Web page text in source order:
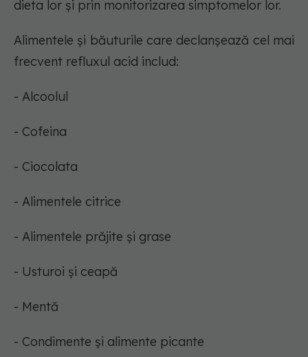
dieta lor și prin monitorizarea simptomelor lor.
Alimentele și băuturile care declanșează cel mai
frecvent refluxul acid includ:
- Alcoolul
- Cofeina
- Ciocolata
- Alimentele citrice
- Alimentele prăjite și grase
- Usturoi și ceapă
- Mentă
- Condimente și alimente picante